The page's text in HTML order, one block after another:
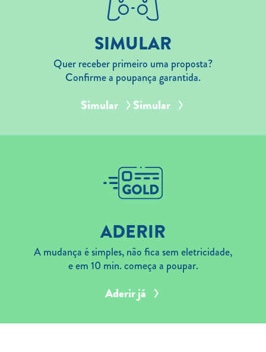
SIMULAR
Quer receber primeiro uma proposta?
Confirme a poupança garantida.
Simular Simular
ADERIR
A mudança é simples, não fica sem eletricidade,
e em 10 min. começa a poupar.
Aderir já